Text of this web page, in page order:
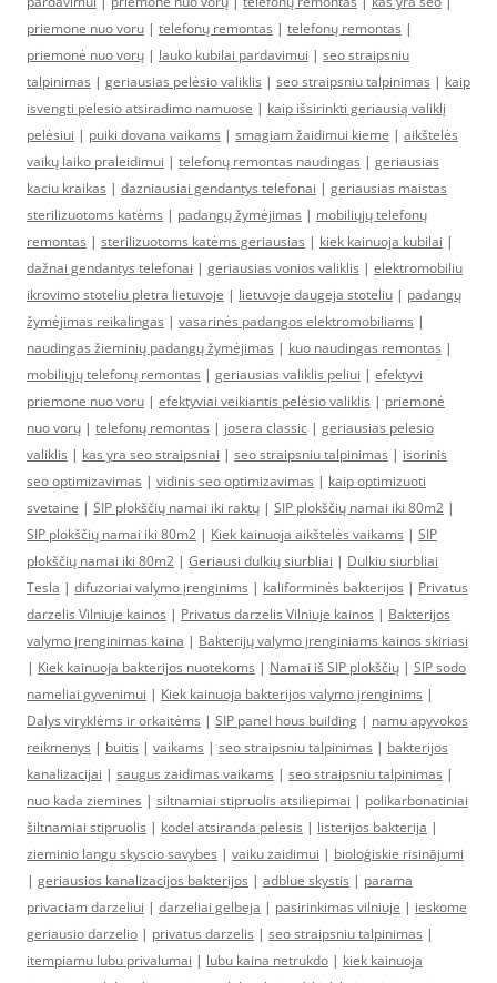
priemone nuo voru | telefonų remontas | telefonų remontas |
priemonė nuo vorų | lauko kubilai pardavimui | seo straipsniu
talpinimas | geriausias pelėsio valiklis | seo straipsniu talpinimas | kaip
isvengti pelesio atsiradimo namuose | kaip išsirinkti geriausią valiklį
pelėsiui | puiki dovana vaikams | smagiam žaidimui kieme | aikštelės
vaikų laiko praleidimui | telefonų remontas naudingas | geriausias
kaciu kraikas | dazniausiai gendantys telefonai | geriausias maistas
sterilizuotoms katėms | padangų žymėjimas | mobiliųjų telefonų
remontas | sterilizuotoms katėms geriausias | kiek kainuoja kubilai |
dažnai gendantys telefonai | geriausias vonios valiklis | elektromobiliu
ikrovimo stoteliu pletra lietuvoje | lietuvoje daugeja stoteliu | padangų
žymėjimas reikalingas | vasarinės padangos elektromobiliams |
naudingas žieminių padangų žymėjimas | kuo naudingas remontas |
mobiliųjų telefonų remontas | geriausias valiklis peliui | efektyvi
priemone nuo voru | efektyviai veikiantis pelėsio valiklis | priemonė
nuo vorų | telefonų remontas | josera classic | geriausias pelesio
valiklis | kas yra seo straipsniai | seo straipsniu talpinimas | isorinis
seo optimizavimas | vidinis seo optimizavimas | kaip optimizuoti
svetaine | SIP plokščių namai iki raktų | SIP plokščių namai iki 80m2 |
SIP plokščių namai iki 80m2 | Kiek kainuoja aikštelės vaikams | SIP
plokščių namai iki 80m2 | Geriausi dulkių siurbliai | Dulkiu siurbliai
Tesla | difuzoriai valymo įrenginims | kaliforminės bakterijos | Privatus
darzelis Vilniuje kainos | Privatus darzelis Vilniuje kainos | Bakterijos
valymo įrenginimas kaina | Bakterijų valymo įrenginiams kainos skiriasi
| Kiek kainuoja bakterijos nuotekoms | Namai iš SIP plokščių | SIP sodo
nameliai gyvenimui | Kiek kainuoja bakterijos valymo įrenginims |
Dalys viryklėms ir orkaitėms | SIP panel hous building | namu apyvokos
reikmenys | buitis | vaikams | seo straipsniu talpinimas | bakterijos
kanalizacijai | saugus zaidimas vaikams | seo straipsniu talpinimas |
nuo kada ziemines | siltnamiai stipruolis atsiliepimai | polikarbonatiniai
šiltnamiai stipruolis | kodel atsiranda pelesis | listerijos bakterija |
zieminio langu skyscio savybes | vaiku zaidimui | bioloģiskie risinājumi
| geriausios kanalizacijos bakterijos | adblue skystis | parama
privaciam darzeliui | darzeliai gelbeja | pasirinkimas vilniuje | ieskome
geriausio darzelio | privatus darzelis | seo straipsniu talpinimas |
itempiamu lubu privalumai | lubu kaina netrukdo | kiek kainuoja